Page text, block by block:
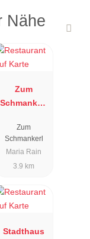
Nähe
Zum
Schmankerl
Pizzeria
Zum
Schmankerl
Maria Rain
3.9 km
Stadthaus